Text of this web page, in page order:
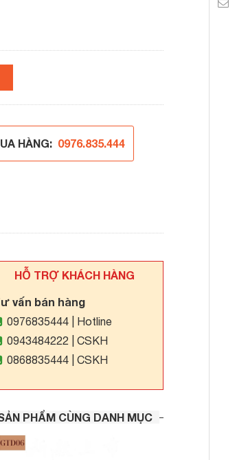
HÀNG:0976.835.444
HỖ TRỢ KHÁCH HÀNG
vấn bán hàng
0976835444 | Hotline
0943484222 | CSKH
0868835444 | CSKH
PHẨM CÙNG DANH MỤC